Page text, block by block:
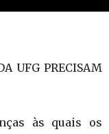
UFG PRECISAM
às quais os